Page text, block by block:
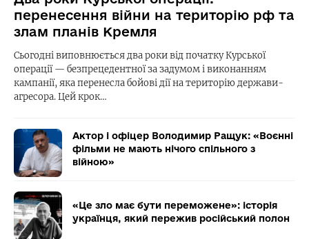
перенесення війни на територію рф та
злам планів Кремля
Сьогодні виповнюється два роки від початку Курської
операції — безпрецедентної за задумом і виконанням
кампанії, яка перенесла бойові дії на територію держави-
агресора. Цей крок…
Актор і офіцер Володимир Ращук: «Воєнні
фільми не мають нічого спільного з
війною»
«Це зло має бути переможене»: історія
українця, який пережив російський полон